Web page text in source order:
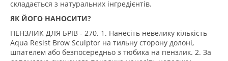
складається з натуральних інгредієнтів.
ЯК ЙОГО НАНОСИТИ?
ПЕНЗЛИК ДЛЯ БРІВ - 270. 1. Нанесіть невелику кількість
Aqua Resist Brow Sculptor на тильну сторону долоні,
шпателем або безпосередньо з тюбика на пензлик. 2. За